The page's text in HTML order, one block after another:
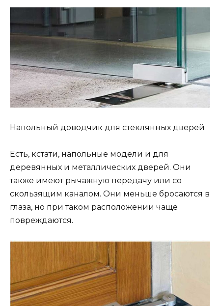
Напольный доводчик для стеклянных дверей
Есть, кстати, напольные модели и для
деревянных и металлических дверей. Они
также имеют рычажную передачу или со
скользящим каналом. Они меньше бросаются в
глаза, но при таком расположении чаще
повреждаются.